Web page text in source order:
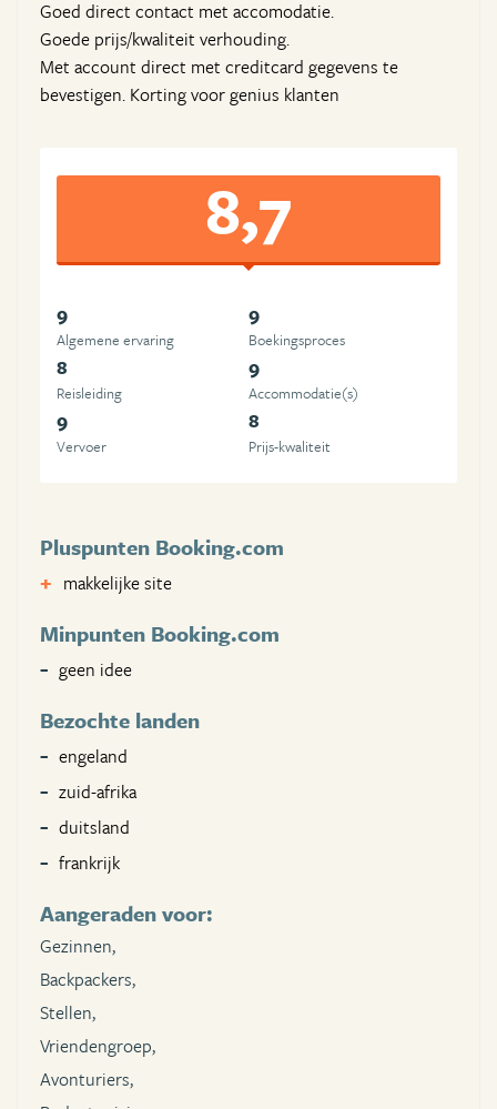
Goed direct contact met accomodatie.
Goede prijs/kwaliteit verhouding.
Met account direct met creditcard gegevens te
bevestigen. Korting voor genius klanten
8,7
9
Algemene ervaring
9
Boekingsproces
8
Reisleiding
9
Accommodatie(s)
9
Vervoer
8
Prijs-kwaliteit
Pluspunten Booking.com
makkelijke site
Minpunten Booking.com
geen idee
Bezochte landen
engeland
zuid-afrika
duitsland
frankrijk
Aangeraden voor:
Gezinnen,
Backpackers,
Stellen,
Vriendengroep,
Avonturiers,